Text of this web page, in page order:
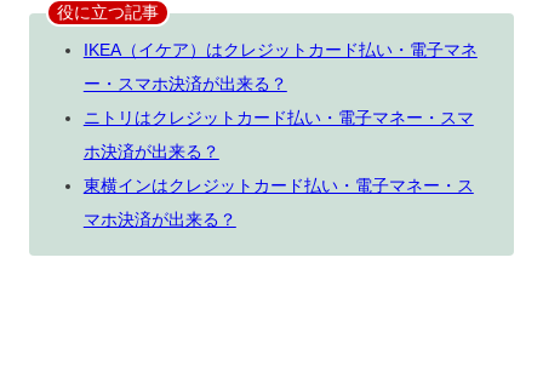
役に立つ記事
IKEA（イケア）はクレジットカード払い・電子マネ
ー・スマホ決済が出来る？
ニトリはクレジットカード払い・電子マネー・スマ
ホ決済が出来る？
東横インはクレジットカード払い・電子マネー・ス
マホ決済が出来る？